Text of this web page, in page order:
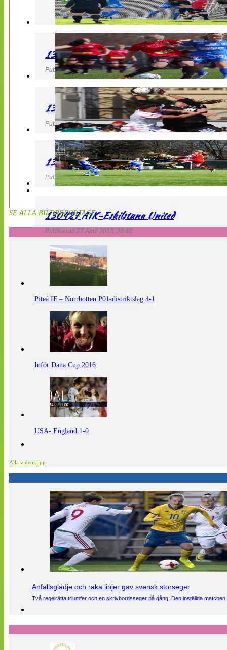
130427 LB 07 – QBIK
Publicerad 27 April 2013, 22:40
130427 IF Limhamn Bunkeflo – QBIK
Publicerad 27 April 2013, 21:10
130427 LdB FC Malmö – Mallbackens IF
Publicerad 27 April 2013, 20:54
130427 AIK-Eskilstuna United
Publicerad 27 April 2013, 20:48
SE ALLA BILDREPORTAGE
Piteå IF – Norrbotten P01-distriktslag 4-1
Inför Dana Cup 2016
USA- England 1-0
Alla videoklipp
Anfallsglädje och raka linjer gav svensk storseger
Två regelrätta triumfer och en skrivbordsseger på gång. Den inställda